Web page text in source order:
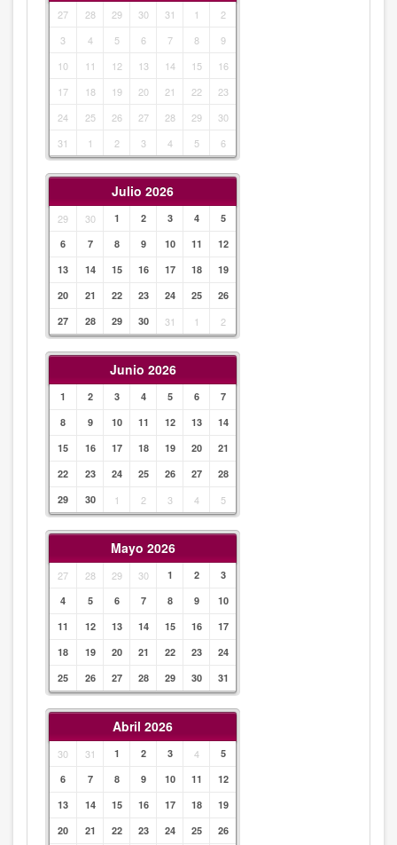
27 28 29 30 31 1
2
3
4 5 6 7 8
9
10
11 12 13 14 15
16
17
18 19 20 21 22
23
24
25 26 27 28 29
30
31
1 2 3 4 5 6
Julio 2026
29 30 1 2 3 4
5
6
7 8 9 10 11
12
13
14 15 16 17 18
19
20
21 22 23 24 25
26
27
28 29 30 31 1 2
Junio 2026
1 2 3 4 5 6
7
8
9 10 11 12 13
14
15
16 17 18 19 20
21
22
23 24 25 26 27
28
29
30 1 2 3 4 5
Mayo 2026
27 28 29 30 1 2
3
4
5 6 7 8 9
10
11
12 13 14 15 16
17
18
19 20 21 22 23
24
25
26 27 28 29 30 31
Abril 2026
30 31 1 2 3 4
5
6
7 8 9 10 11
12
13
14 15 16 17 18
19
20
21 22 23 24 25
26